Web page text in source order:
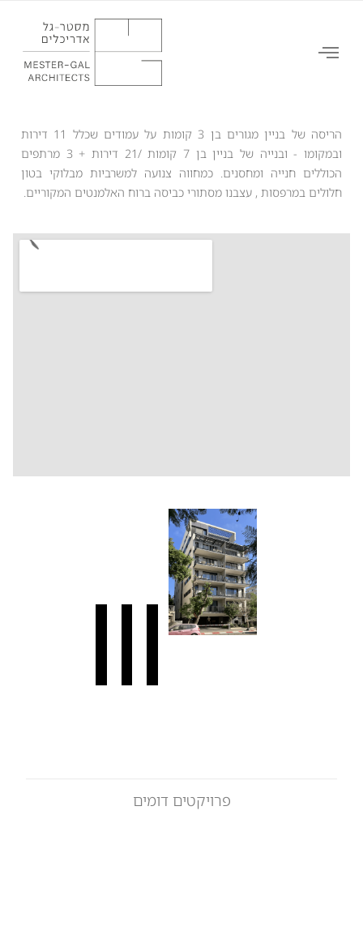
Toggle
הריסה של בניין מגורים בן 3 קומות על עמודים שכלל 11 דירות
ובמקומו - ובנייה של בניין בן 7 קומות /21 דירות + 3 מרתפים
הכוללים חנייה ומחסנים. כמחווה צנועה למשרביות מבלוקי בטון
חלולים במרפסות , עצבנו מסתורי כביסה ברוח האלמנטים המקוריים.
פרויקטים דומים